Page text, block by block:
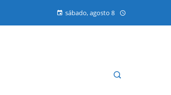
sábado, agosto 8